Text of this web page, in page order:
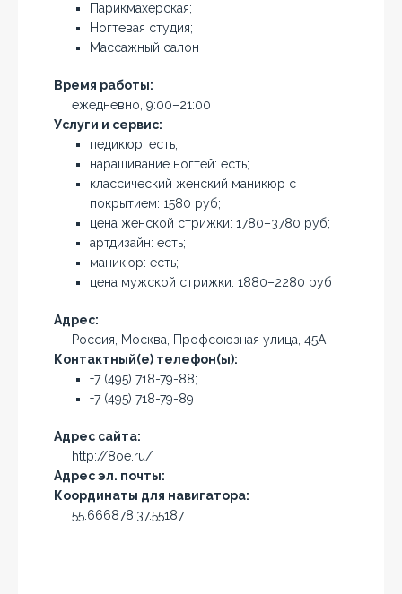
Парикмахерская;
Ногтевая студия;
Массажный салон
Время работы:
ежедневно, 9:00–21:00
Услуги и сервис:
педикюр: есть;
наращивание ногтей: есть;
классический женский маникюр с
покрытием: 1580 руб;
цена женской стрижки: 1780–3780 руб;
артдизайн: есть;
маникюр: есть;
цена мужской стрижки: 1880–2280 руб
Адрес:
Россия, Москва, Профсоюзная улица, 45А
Контактный(е) телефон(ы):
+7 (495) 718-79-88;
+7 (495) 718-79-89
Адрес сайта:
http://8oe.ru/
Адрес эл. почты:
Координаты для навигатора:
55.666878,37.55187